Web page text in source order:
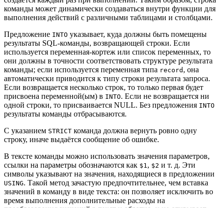
команды может динамически создаваться внутри функции для
выполнения действий с различными таблицами и столбцами.
Предложение INTO указывает, куда должны быть помещены
результаты SQL-команды, возвращающей строки. Если
используется переменная-кортеж или список переменных, то
они должны в точности соответствовать структуре результата
команды; если используется переменная типа record , она
автоматически приводится к типу строки результата запроса.
Если возвращается несколько строк, то только первая будет
присвоена переменной(ым) в INTO. Если не возвращается ни
одной строки, то присваивается NULL. Без предложения INTO
результаты команды отбрасываются.
С указанием STRICT команда должна вернуть ровно одну
строку, иначе выдаётся сообщение об ошибке.
В тексте команды можно использовать значения параметров,
ссылки на параметры обозначаются как $1 , $2 и т. д. Эти
символы указывают на значения, находящиеся в предложении
USING. Такой метод зачастую предпочтительнее, чем вставка
значений в команду в виде текста: он позволяет исключить во
время выполнения дополнительные расходы на